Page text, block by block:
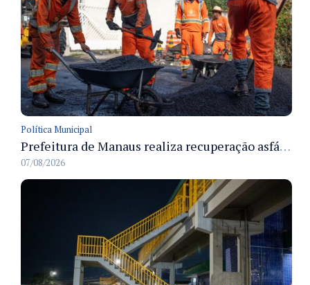
Política Municipal
Prefeitura de Manaus realiza recuperação asfáltica na rua Canário do Campo e amplia mobilidade na zona Norte
07/08/2026